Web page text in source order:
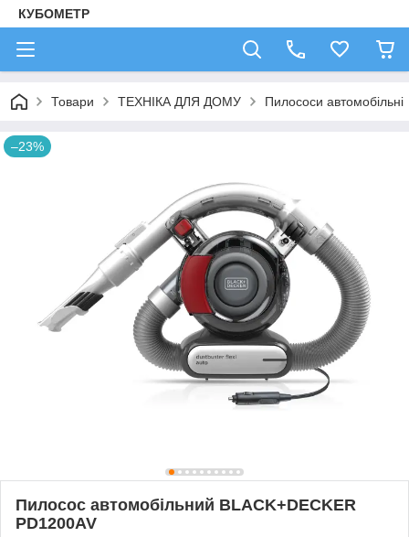
КУБОМЕТР
Товари ТЕХНІКА ДЛЯ ДОМУ Пилососи автомобільні
–23%
Пилосос автомобільний BLACK+DECKER
PD1200AV